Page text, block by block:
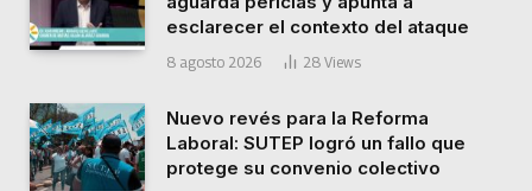
esclarecer el contexto del ataque
8 agosto 2026 28 Views
Nuevo revés para la Reforma
Laboral: SUTEP logró un fallo que
protege su convenio colectivo